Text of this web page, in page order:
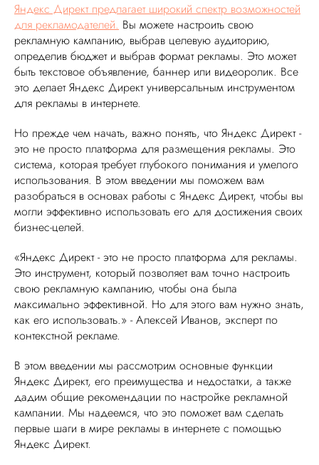
Яндекс Директ предлагает широкий спектр возможностей
для рекламодателей. Вы можете настроить свою
рекламную кампанию, выбрав целевую аудиторию,
определив бюджет и выбрав формат рекламы. Это может
быть текстовое объявление, баннер или видеоролик. Все
это делает Яндекс Директ универсальным инструментом
для рекламы в интернете.
Но прежде чем начать, важно понять, что Яндекс Директ -
это не просто платформа для размещения рекламы. Это
система, которая требует глубокого понимания и умелого
использования. В этом введении мы поможем вам
разобраться в основах работы с Яндекс Директ, чтобы вы
могли эффективно использовать его для достижения своих
бизнес-целей.
«Яндекс Директ - это не просто платформа для рекламы.
Это инструмент, который позволяет вам точно настроить
свою рекламную кампанию, чтобы она была
максимально эффективной. Но для этого вам нужно знать,
как его использовать.» - Алексей Иванов, эксперт по
контекстной рекламе.
В этом введении мы рассмотрим основные функции
Яндекс Директ, его преимущества и недостатки, а также
дадим общие рекомендации по настройке рекламной
кампании. Мы надеемся, что это поможет вам сделать
первые шаги в мире рекламы в интернете с помощью
Яндекс Директ.